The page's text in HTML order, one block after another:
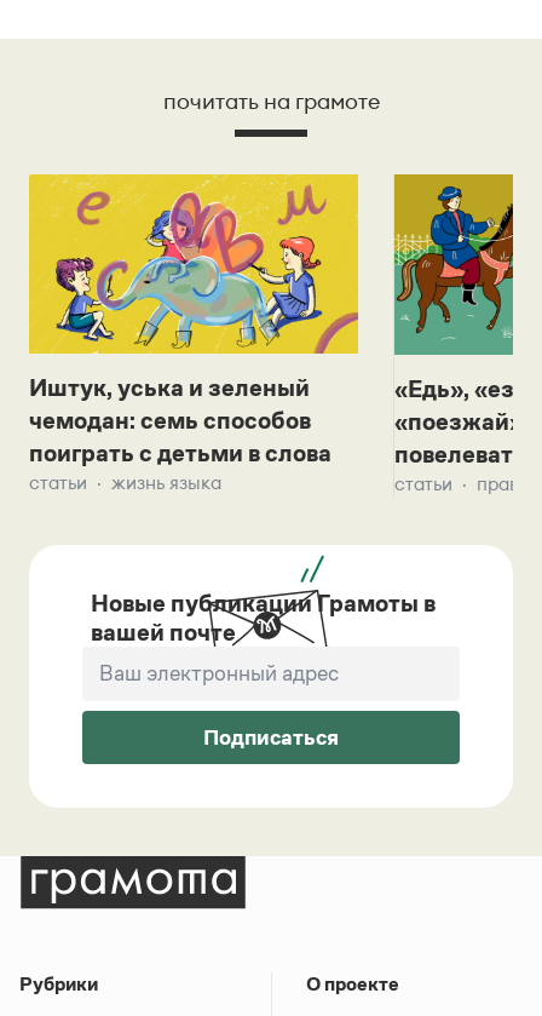
почитать на грамоте
Иштук, уська и зеленый
чемодан: семь способов
поиграть с детьми в слова
статьи жизнь языка
«Едь»,
«поезжай»?
повелевать
статьи
Новые публикации Грамоты в
вашей почте
Подписаться
Рубрики О проекте